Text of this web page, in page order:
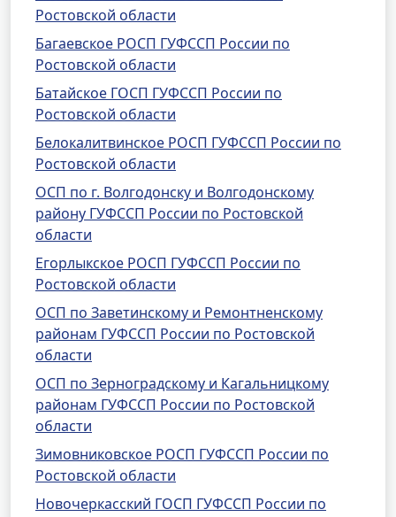
Ростовской области
Багаевское РОСП ГУФССП России по
Ростовской области
Батайское ГОСП ГУФССП России по
Ростовской области
Белокалитвинское РОСП ГУФССП России по
Ростовской области
ОСП по г. Волгодонску и Волгодонскому
району ГУФССП России по Ростовской
области
Егорлыкское РОСП ГУФССП России по
Ростовской области
ОСП по Заветинскому и Ремонтненскому
районам ГУФССП России по Ростовской
области
ОСП по Зерноградскому и Кагальницкому
районам ГУФССП России по Ростовской
области
Зимовниковское РОСП ГУФССП России по
Ростовской области
Новочеркасский ГОСП ГУФССП России по